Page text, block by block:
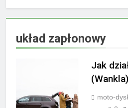
układ zapłonowy
Jak
moto-